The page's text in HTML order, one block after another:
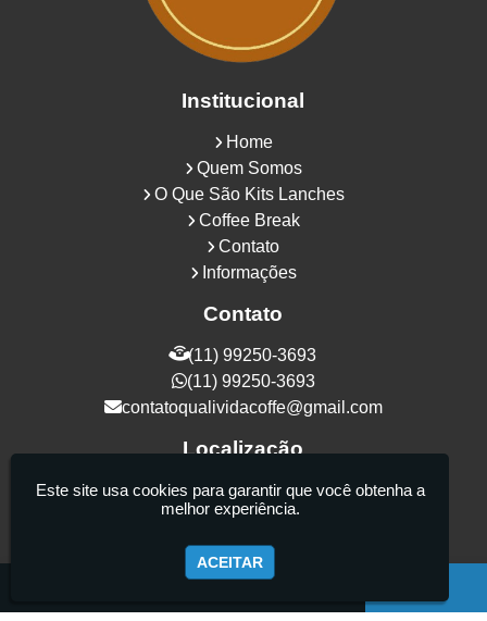
Institucional
Home
Quem Somos
O Que São Kits Lanches
Coffee Break
Contato
Informações
Contato
(11) 99250-3693
(11) 99250-3693
contatoqualividacoffe@gmail.com
Localização
Rua Samurais, 27 - Vila Maria Alta - São
Paulo / SP - CEP: 02130-080
Este site usa cookies para garantir que você obtenha a
melhor experiência.
ACEITAR